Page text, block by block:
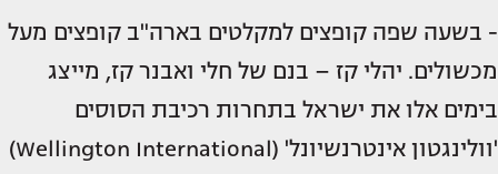
- בשעה שפה קופצים למקלטים בארה"ב קופצים מעל
מכשולים. יהלי קז – בנם של חלי ואבנר קז, מייצג
בימים אלו את ישראל בתחרות רכיבת הסוסים
'וולינגטון אינטרנשיונל' (Wellington International)